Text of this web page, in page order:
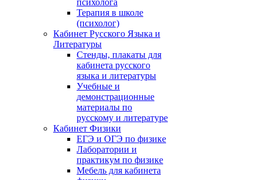
психолога
Терапия в школе
(психолог)
Кабинет Русского Языка и
Литературы
Стенды, плакаты для
кабинета русского
языка и литературы
Учебные и
демонстрационные
материалы по
русскому и литературе
Кабинет Физики
ЕГЭ и ОГЭ по физике
Лаборатории и
практикум по физике
Мебель для кабинета